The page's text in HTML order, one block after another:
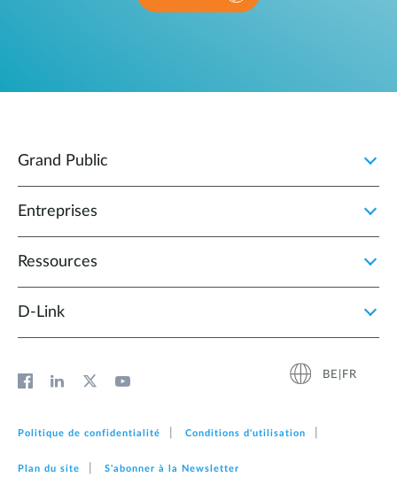
Grand Public
Entreprises
Ressources
D‑Link
BE|FR
Politique de confidentialité Conditions d'utilisation
Plan du site S'abonner à la Newsletter